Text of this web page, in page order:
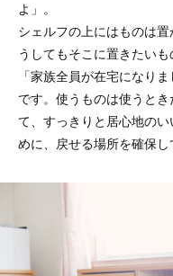
よ」。
シェルフの上にはものは
うしてもそこに置きたいも
「家族全員が在宅になり
です。使うものは使うと
て、すっきりと居心地の
めに、戻せる場所を確保し